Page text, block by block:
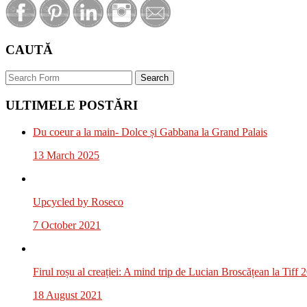
Share
CAUTĂ
Search
ULTIMELE POSTĂRI
Du coeur a la main- Dolce și Gabbana la Grand Palais
13 March 2025
Upcycled by Roseco
7 October 2021
Firul roșu al creației: A mind trip de Lucian Broscățean la Tiff
18 August 2021